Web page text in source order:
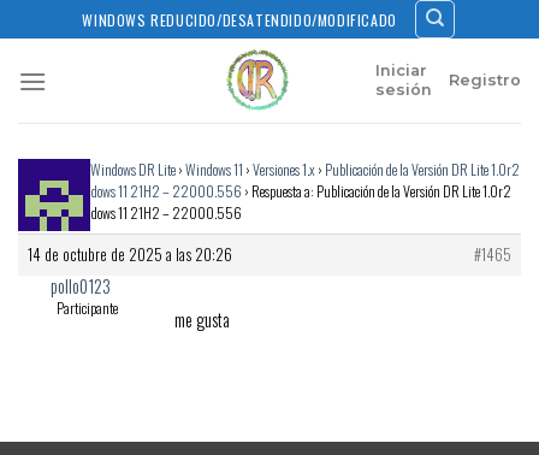
to
content
WINDOWS REDUCIDO/DESATENDIDO/MODIFICADO
Iniciar
sesión
Registro
Windows DR Lite›Windows 11 ›Versiones 1.x› Publicación de la Versión DR Lite 1.0r2
basada en Windows 11 21H2 – 22000.556 › Respuesta a: Publicación de la Versión DR Lite 1.0r2
basada en Windows 11 21H2 – 22000.556
14 de octubre de 2025 a las 20:26 #1465
pollo0123
Participante me gusta